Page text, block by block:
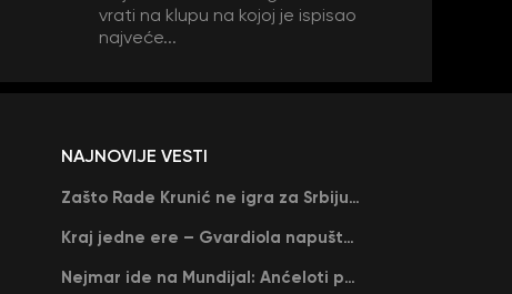
vrati na klupu na kojoj je ispisao
najveće...
NAJNOVIJE VESTI
Zašto Rade Krunić ne igra za Srbiju? “Iako su mi obećali, niko me nije zvao…”
Kraj jedne ere – Gvardiola napušta Siti na kraju sezone, menja ga njegov nekadašnji rival
Nejmar ide na Mundijal: Anćeloti pročitao njegovo ime, Brazil u delirijumu (VIDEO)